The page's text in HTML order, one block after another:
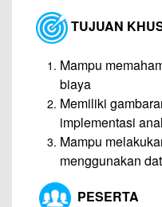
TUJUAN
Mampu
biaya
Memiliki
implementasi
Mampu
menggunakan
PESERTA